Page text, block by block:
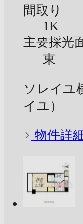
間取り
1K
主要採光
東
ソレイユ
イユ）
物件詳